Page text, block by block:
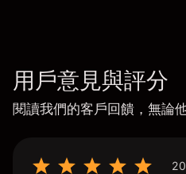
用戶意見與評分
閱讀我們的客戶回饋，無論